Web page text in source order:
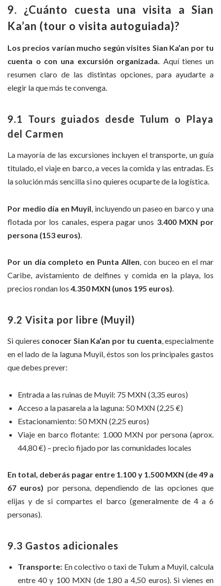
9. ¿Cuánto cuesta una visita a Sian
Ka’an (tour o visita autoguiada)?
Los precios varían mucho según visites Sian Ka’an por tu
cuenta o con una excursión organizada. Aquí tienes un
resumen claro de las distintas opciones, para ayudarte a
elegir la que más te convenga.
9.1 Tours guiados desde Tulum o Playa
del Carmen
La mayoría de las excursiones incluyen el transporte, un guía
titulado, el viaje en barco, a veces la comida y las entradas. Es
la solución más sencilla si no quieres ocuparte de la logística.
Por medio día en Muyil , incluyendo un paseo en barco y una
flotada por los canales, espera pagar unos 3.400 MXN por
persona (153 euros)
Por un día completo en Punta Allen, con buceo en el mar
Caribe, avistamiento de delfines y comida en la playa, los
precios rondan los 4.350 MXN (unos 195 euros).
9.2 Visita por libre (Muyil)
Si quieres conocer Sian Ka’an por tu cuenta, especialmente
en el lado de la laguna Muyil, éstos son los principales gastos
que debes prever:
Entrada a las ruinas de Muyil: 75 MXN (3,35 euros)
Acceso a la pasarela a la laguna: 50 MXN (2,25 €)
Estacionamiento: 50 MXN (2,25 euros)
Viaje en barco flotante: 1.000 MXN por persona (aprox.
44,80 €) – precio fijado por las comunidades locales
En total, deberás pagar entre 1.100 y 1.500 MXN (de 49 a
67 euros) por persona, dependiendo de las opciones que
elijas y de si compartes el barco (generalmente de 4 a 6
personas).
9.3 Gastos adicionales
Transporte: En colectivo o taxi de Tulum a Muyil, calcula
entre 40 y 100 MXN (de 1,80 a 4,50 euros). Si vienes en